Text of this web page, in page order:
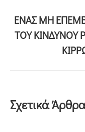
ΕΝΑΣ ΜΗ
ΤΟΥ ΚΙΝΔΥΝΟΥ
Σχετικά